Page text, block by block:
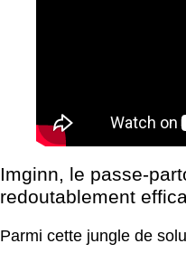
Imginn, le passe-
redoutablement
Parmi cette jungle de